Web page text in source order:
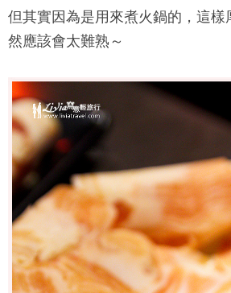
但其實因為是用來煮火鍋的，這樣
然應該會太難熟～